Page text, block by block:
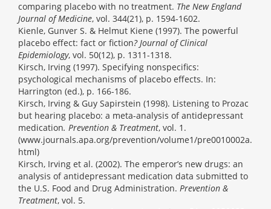
comparing placebo with no treatment. The New England
Journal of Medicine, vol. 344(21), p. 1594-1602.
Kienle, Gunver S. & Helmut Kiene (1997). The powerful
placebo effect: fact or fiction? Journal of Clinical
Epidemiology, vol. 50(12), p. 1311-1318.
Kirsch, Irving (1997). Specifying nonspecifics:
psychological mechanisms of placebo effects. In:
Harrington (ed.), p. 166-186.
Kirsch, Irving & Guy Sapirstein (1998). Listening to Prozac
but hearing placebo: a meta-analysis of antidepressant
medication. Prevention & Treatment, vol. 1.
(www.journals.apa.org/prevention/volume1/pre0010002a.
html)
Kirsch, Irving et al. (2002). The emperor’s new drugs: an
analysis of antidepressant medication data submitted to
the U.S. Food and Drug Administration. Prevention &
Treatment, vol. 5.